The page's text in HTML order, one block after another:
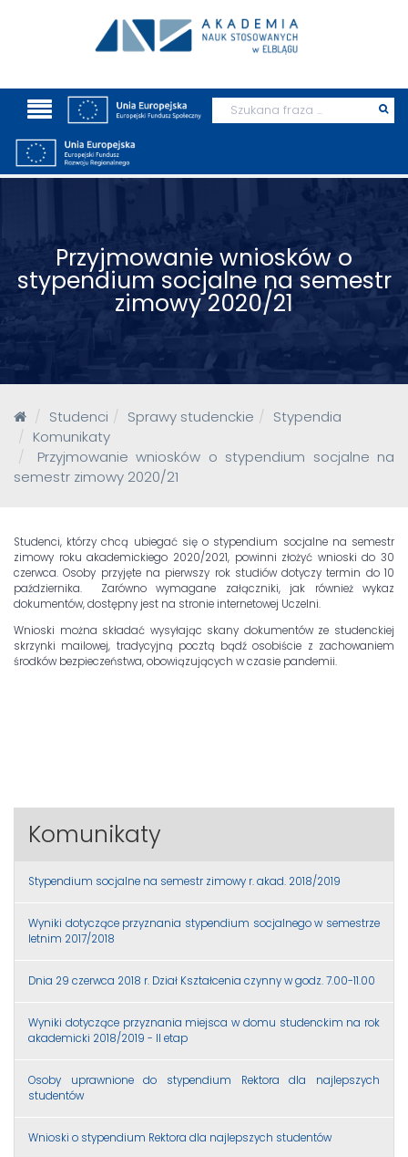
Wyszukaj
Przyjmowanie wniosków o
stypendium socjalne na semestr
zimowy 2020/21
Studenci Sprawy studenckie
Stypendia
Komunikaty
Przyjmowanie wniosków o stypendium socjalne na
semestr zimowy 2020/21
Studenci, którzy chcą ubiegać się o stypendium socjalne na semestr
zimowy roku akademickiego 2020/2021, powinni złożyć wnioski do 30
czerwca. Osoby przyjęte na pierwszy rok studiów dotyczy termin do 10
października. Zarówno wymagane załączniki, jak również wykaz
dokumentów, dostępny jest na stronie internetowej Uczelni.
Wnioski można składać wysyłając skany dokumentów ze studenckiej
skrzynki mailowej, tradycyjną pocztą bądź osobiście z zachowaniem
środków bezpieczeństwa, obowiązujących w czasie pandemii.
Komunikaty
Stypendium socjalne na semestr zimowy r. akad. 2018/2019
Wyniki dotyczące przyznania stypendium socjalnego w semestrze
letnim 2017/2018
Dnia 29 czerwca 2018 r. Dział Kształcenia czynny w godz. 7.00-11.00
Wyniki dotyczące przyznania miejsca w domu studenckim na rok
akademicki 2018/2019 - II etap
Osoby uprawnione do stypendium Rektora dla najlepszych
studentów
Wnioski o stypendium Rektora dla najlepszych studentów